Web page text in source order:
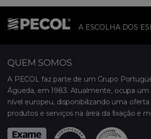
A ESCOLHA DOS
QUEM SOMOS
A PECOL faz parte de um Grupo
Águeda, em 1983. Atualmente, ocupa um
nível europeu, disponibilizando uma
produtos e serviços na área da fixação e